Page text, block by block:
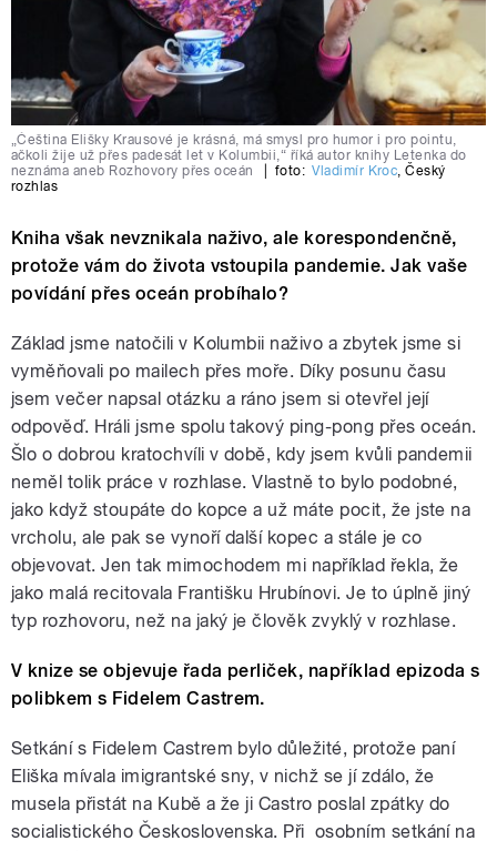
„Čeština Elišky Krausové je krásná, má smysl pro humor i pro pointu,
ačkoli žije už přes padesát let v Kolumbii,“ říká autor knihy Letenka do
neznáma aneb Rozhovory přes oceán
foto: Vladimír Kroc,Český
rozhlas
Kniha však nevznikala naživo, ale korespondenčně,
protože vám do života vstoupila pandemie. Jak vaše
povídání přes oceán probíhalo?
Základ jsme natočili v Kolumbii naživo a zbytek jsme si
vyměňovali po mailech přes moře. Díky posunu času
jsem večer napsal otázku a ráno jsem si otevřel její
odpověď. Hráli jsme spolu takový ping-pong přes oceán.
Šlo o dobrou kratochvíli v době, kdy jsem kvůli pandemii
neměl tolik práce v rozhlase. Vlastně to bylo podobné,
jako když stoupáte do kopce a už máte pocit, že jste na
vrcholu, ale pak se vynoří další kopec a stále je co
objevovat. Jen tak mimochodem mi například řekla, že
jako malá recitovala Františku Hrubínovi. Je to úplně jiný
typ rozhovoru, než na jaký je člověk zvyklý v rozhlase.
V knize se objevuje řada perliček, například epizoda s
polibkem s Fidelem Castrem.
Setkání s Fidelem Castrem bylo důležité, protože paní
Eliška mívala imigrantské sny, v nichž se jí zdálo, že
musela přistát na Kubě a že ji Castro poslal zpátky do
socialistického Československa. Při osobním setkání na